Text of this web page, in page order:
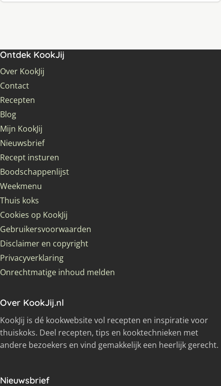
Ontdek KookJij
Over KookJij
Contact
Recepten
Blog
Mijn KookJij
Nieuwsbrief
Recept insturen
Boodschappenlijst
Weekmenu
Thuis koks
Cookies op KookJij
Gebruikersvoorwaarden
Disclaimer en copyright
Privacyverklaring
Onrechtmatige inhoud melden
Over KookJij.nl
KookJij is dé kookwebsite vol recepten en inspiratie voor
thuiskoks. Deel recepten, tips en kooktechnieken met
andere bezoekers en vind gemakkelijk een heerlijk gerecht.
Nieuwsbrief